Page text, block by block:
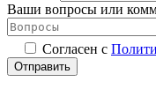
Ваши вопросы или
Согласен с